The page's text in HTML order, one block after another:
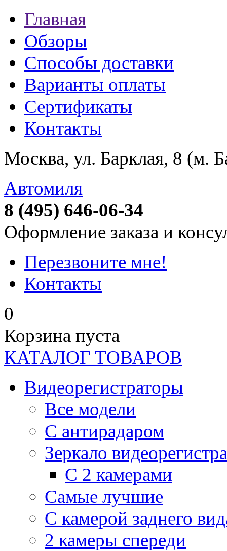
Главная
Обзоры
Способы доставки
Варианты оплаты
Сертификаты
Контакты
Москва, ул. Барклая, 8 (м.
Автомиля
8 (495) 646-06-34
Оформление заказа и
Перезвоните мне!
Контакты
0
Корзина пуста
КАТАЛОГ ТОВАРОВ
Видеорегистраторы
Все модели
C антирадаром
Зеркало
С 2 камерами
Самые лучшие
С камерой заднего
2 камеры спереди